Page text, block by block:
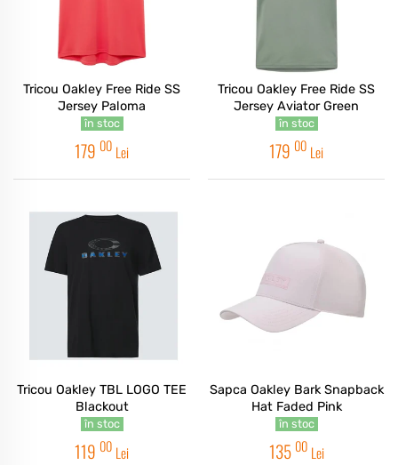
Tricou Oakley Free Ride SS
Jersey Paloma
în stoc
179 00 Lei
Tricou Oakley Free Ride SS
Jersey Aviator Green
în stoc
179 00 Lei
Tricou Oakley TBL LOGO TEE
Blackout
în stoc
119 00 Lei
Sapca Oakley Bark Snapback
Hat Faded Pink
în stoc
135 00 Lei